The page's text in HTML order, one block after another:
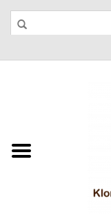
Werkschoenen